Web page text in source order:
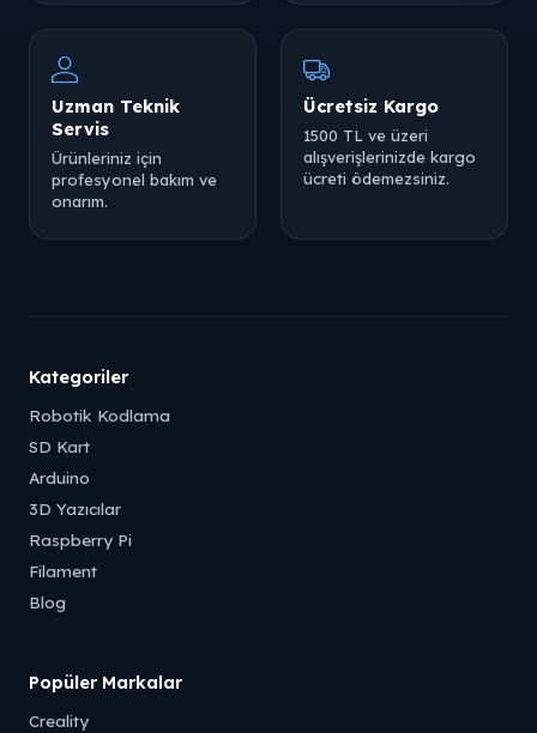
Uzman Teknik
Servis
Ürünleriniz için
profesyonel bakım ve
onarım.
Ücretsiz Kargo
1500 TL ve üzeri
alışverişlerinizde kargo
ücreti ödemezsiniz.
Kategoriler
Robotik Kodlama
SD Kart
Arduino
3D Yazıcılar
Raspberry Pi
Filament
Blog
Popüler Markalar
Creality